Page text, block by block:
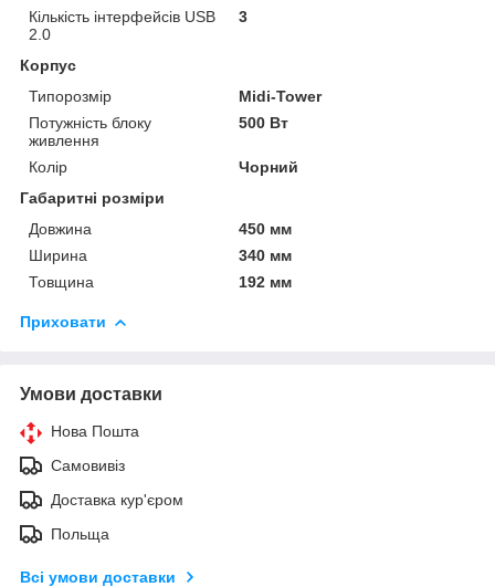
Кількість інтерфейсів USB
2.0
3
Корпус
Типорозмір
Midi-Tower
Потужність блоку
живлення
500 Вт
Колір
Чорний
Габаритні розміри
Довжина
450 мм
Ширина
340 мм
Товщина
192 мм
Приховати
Умови доставки
Нова Пошта
Самовивіз
Доставка кур'єром
Польща
Всі умови доставки